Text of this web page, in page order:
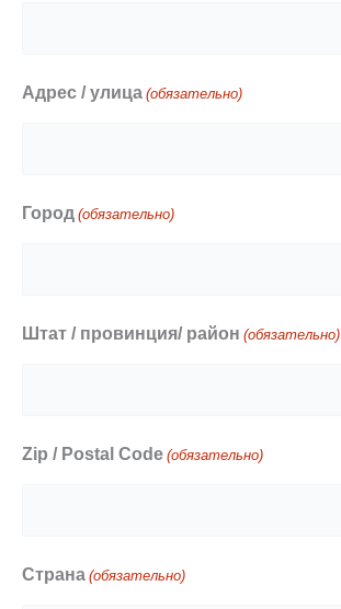
Адрес / улица (обязательно)
Город (обязательно)
Штат / провинция/ район (обязательно)
Zip / Postal Code (обязательно)
Страна (обязательно)